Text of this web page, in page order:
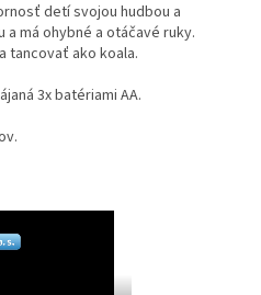
detí svojou hudbou a
a má ohybné a otáčavé ruky.
tancovať ako koala.
3x batériami AA.